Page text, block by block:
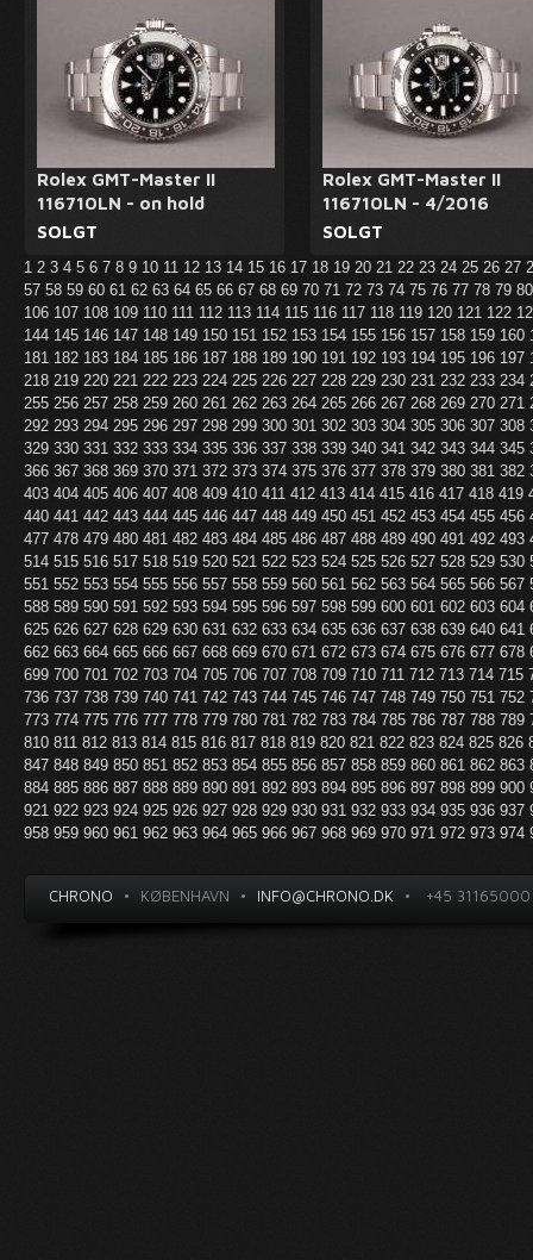
Rolex GMT-Master II
116710LN - on hold
SOLGT
Rolex GMT-Master II
116710LN - 4/2016
SOLGT
1 2 3 4 5 6 7 8 9 10 11 12 13 14 15 16 17 18 19 20 21 22 23 24 25 26 27
57 58 59 60 61 62 63 64 65 66 67 68 69 70 71 72 73 74 75 76 77 78 79
106 107 108 109 110 111 112 113 114 115 116 117 118 119 120 121 122
144 145 146 147 148 149 150 151 152 153 154 155 156 157 158 159 160
181 182 183 184 185 186 187 188 189 190 191 192 193 194 195 196 197
218 219 220 221 222 223 224 225 226 227 228 229 230 231 232 233 234
255 256 257 258 259 260 261 262 263 264 265 266 267 268 269 270 271
292 293 294 295 296 297 298 299 300 301 302 303 304 305 306 307 308
329 330 331 332 333 334 335 336 337 338 339 340 341 342 343 344 345
366 367 368 369 370 371 372 373 374 375 376 377 378 379 380 381 382
403 404 405 406 407 408 409 410 411 412 413 414 415 416 417 418 419
440 441 442 443 444 445 446 447 448 449 450 451 452 453 454 455 456
477 478 479 480 481 482 483 484 485 486 487 488 489 490 491 492 493
514 515 516 517 518 519 520 521 522 523 524 525 526 527 528 529 530
551 552 553 554 555 556 557 558 559 560 561 562 563 564 565 566 567
588 589 590 591 592 593 594 595 596 597 598 599 600 601 602 603 604
625 626 627 628 629 630 631 632 633 634 635 636 637 638 639 640 641
662 663 664 665 666 667 668 669 670 671 672 673 674 675 676 677 678
699 700 701 702 703 704 705 706 707 708 709 710 711 712 713 714 715
736 737 738 739 740 741 742 743 744 745 746 747 748 749 750 751 752
773 774 775 776 777 778 779 780 781 782 783 784 785 786 787 788 789
810 811 812 813 814 815 816 817 818 819 820 821 822 823 824 825 826
847 848 849 850 851 852 853 854 855 856 857 858 859 860 861 862 863
884 885 886 887 888 889 890 891 892 893 894 895 896 897 898 899 900
921 922 923 924 925 926 927 928 929 930 931 932 933 934 935 936 937
958 959 960 961 962 963 964 965 966 967 968 969 970 971 972 973 974
CHRONO • KØBENHAVN • INFO@CHRONO.DK • +45 31165000